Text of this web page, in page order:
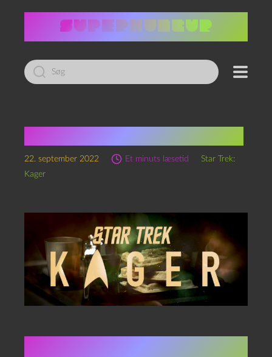
Led
efter:
22. september 2022 Et minuts læsetid
Star Trek:
Kager